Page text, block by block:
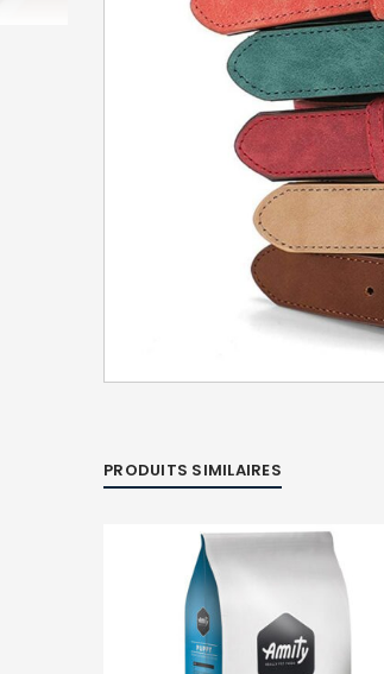
PRODUITS SIMILAIRES